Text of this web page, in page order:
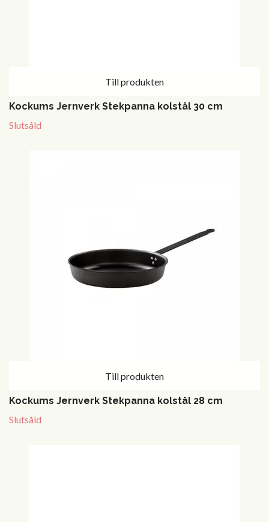
Till produkten
Kockums Jernverk Stekpanna kolstål 30 cm
Slutsåld
Till produkten
Kockums Jernverk Stekpanna kolstål 28 cm
Slutsåld